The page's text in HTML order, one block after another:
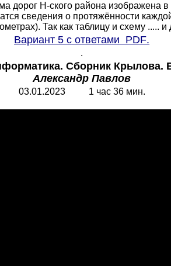
дорог Н-ского района изображена
сведения о протяжённости
Так как таблицу и схему ..... и
Вариант 5 с ответами PDF.
.
Сборник Крылова.
Александр Павлов
03.01.2023 1 час 36 мин.